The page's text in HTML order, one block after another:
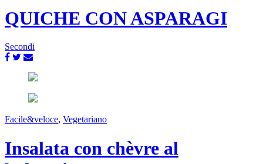
QUICHE CON ASPARAGI
Secondi
Facile&veloce, Vegetariano
Insalata con chèvre al